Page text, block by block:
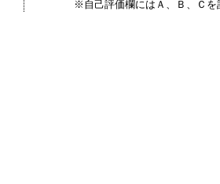
※自己評価欄にはＡ、Ｂ、Ｃを